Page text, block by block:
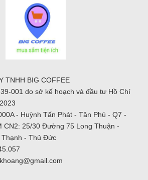
TNHH BIG COFFEE
001 do sở kế hoạch và đầu tư Hồ Chí
- Huỳnh Tấn Phát - Tân Phú - Q7 -
CN2: 25/30 Đường 75 Long Thuận -
- Thủ Đức